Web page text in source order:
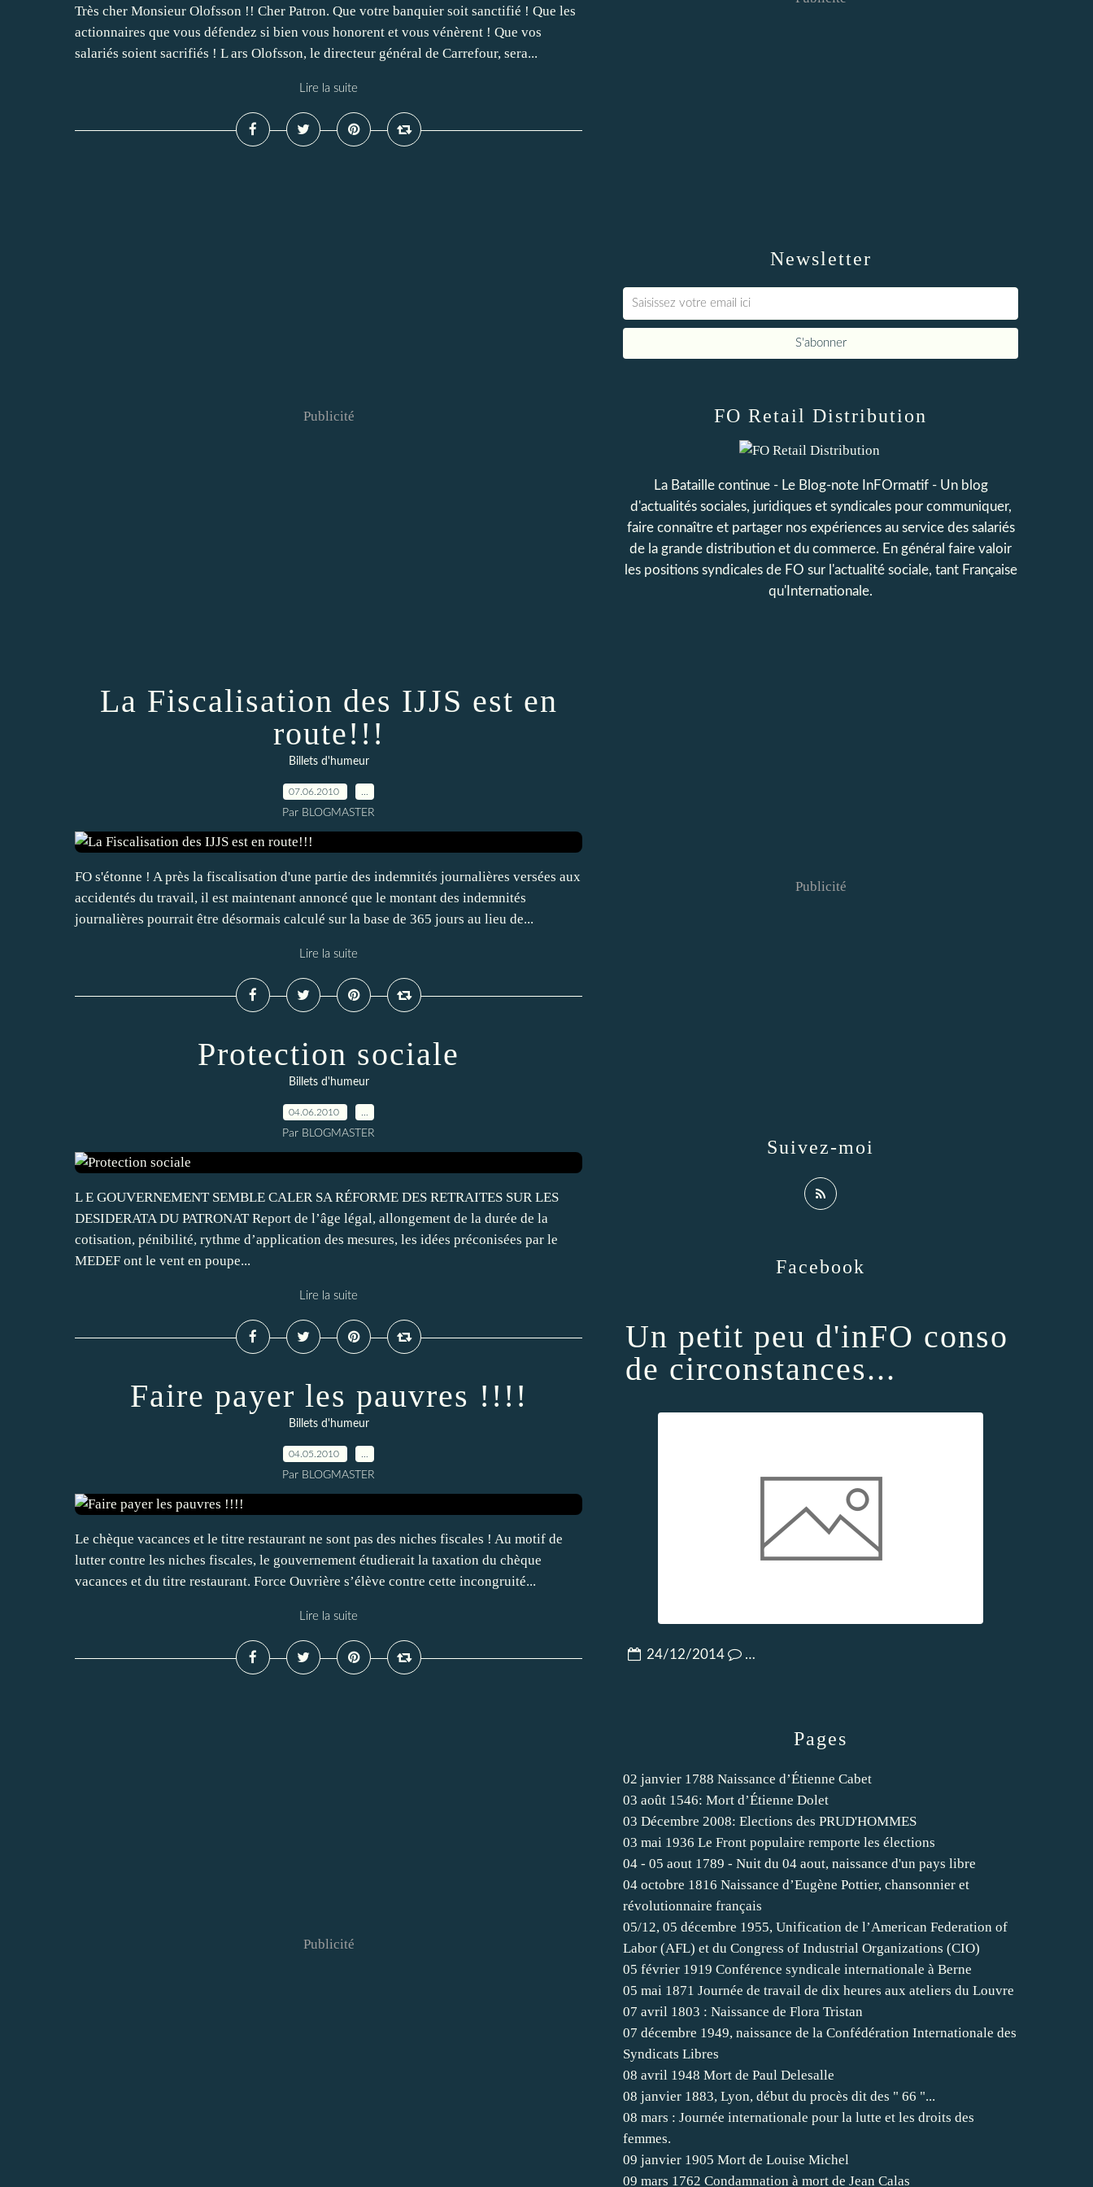
Très cher Monsieur Olofsson !! Cher Patron. Que votre banquier soit sanctifié ! Que les
actionnaires que vous défendez si bien vous honorent et vous vénèrent ! Que vos
salariés soient sacrifiés ! L ars Olofsson, le directeur général de Carrefour, sera...
Lire la suite
Publicité
La Fiscalisation des IJJS est en
route!!!
Billets d'humeur
07.06.2010
Par BLOGMASTER
FO s'étonne ! A près la fiscalisation d'une partie des indemnités journalières versées aux
accidentés du travail, il est maintenant annoncé que le montant des indemnités
journalières pourrait être désormais calculé sur la base de 365 jours au lieu de...
Lire la suite
Protection sociale
Billets d'humeur
04.06.2010
Par BLOGMASTER
L E GOUVERNEMENT SEMBLE CALER SA RÉFORME DES RETRAITES SUR LES
DESIDERATA DU PATRONAT Report de l’âge légal, allongement de la durée de la
cotisation, pénibilité, rythme d’application des mesures, les idées préconisées par le
MEDEF ont le vent en poupe...
Lire la suite
Faire payer les pauvres !!!!
Billets d'humeur
04.05.2010
Par BLOGMASTER
Le chèque vacances et le titre restaurant ne sont pas des niches fiscales ! Au motif de
lutter contre les niches fiscales, le gouvernement étudierait la taxation du chèque
vacances et du titre restaurant. Force Ouvrière s’élève contre cette incongruité...
Lire la suite
Publicité
Newsletter
Pages
02 janvier 1788 Naissance d’Étienne Cabet
03 août 1546: Mort d’Étienne Dolet
03 Décembre 2008: Elections des PRUD'HOMMES
03 mai 1936 Le Front populaire remporte les élections
04 - 05 aout 1789 - Nuit du 04 aout, naissance d'un pays libre
04 octobre 1816 Naissance d’Eugène Pottier, chansonnier et
révolutionnaire français
05/12, 05 décembre 1955, Unification de l’American Federation of
Labor (AFL) et du Congress of Industrial Organizations (CIO)
05 février 1919 Conférence syndicale internationale à Berne
05 mai 1871 Journée de travail de dix heures aux ateliers du Louvre
07 avril 1803 : Naissance de Flora Tristan
07 décembre 1949, naissance de la Confédération Internationale des
Syndicats Libres
08 avril 1948 Mort de Paul Delesalle
08 janvier 1883, Lyon, début du procès dit des " 66 "...
08 mars : Journée internationale pour la lutte et les droits des
femmes.
09 janvier 1905 Mort de Louise Michel
09 mars 1762 Condamnation à mort de Jean Calas
FO Retail Distribution
La Bataille continue - Le Blog-note InFOrmatif - Un blog
d'actualités sociales, juridiques et syndicales pour communiquer,
faire connaître et partager nos expériences au service des salariés
de la grande distribution et du commerce. En général faire valoir
les positions syndicales de FO sur l'actualité sociale, tant Française
qu'Internationale.
Suivez-moi
Facebook
Un petit peu d'inFO conso
de circonstances...
24/12/2014 …
Publicité